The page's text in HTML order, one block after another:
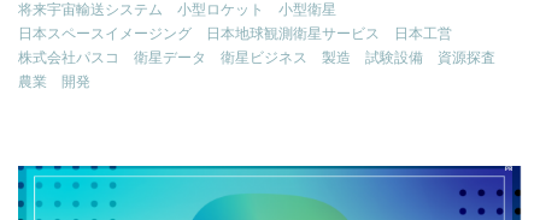
将来宇宙輸送システム
小型ロケット
小型衛星
日本スペースイメージング
日本地球観測衛星サービス
日本工営
株式会社パスコ
衛星データ 衛星ビジネス 製造 試験設備
資源探査
農業
開発